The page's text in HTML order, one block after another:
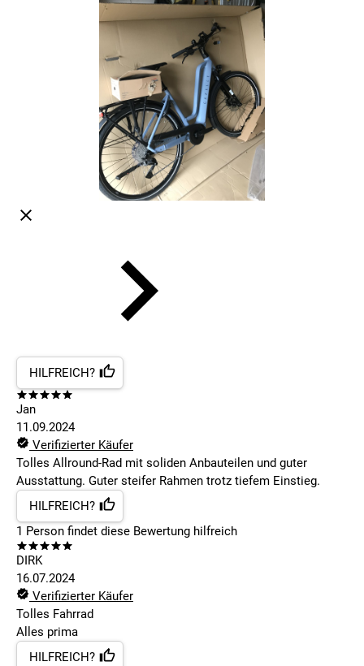
HILFREICH?
Jan
11.09.2024
Verifizierter Käufer
Tolles Allround-Rad mit soliden Anbauteilen und guter
Ausstattung. Guter steifer Rahmen trotz tiefem Einstieg.
HILFREICH?
1 Person findet diese Bewertung hilfreich
DIRK
16.07.2024
Verifizierter Käufer
Tolles Fahrrad
Alles prima
HILFREICH?